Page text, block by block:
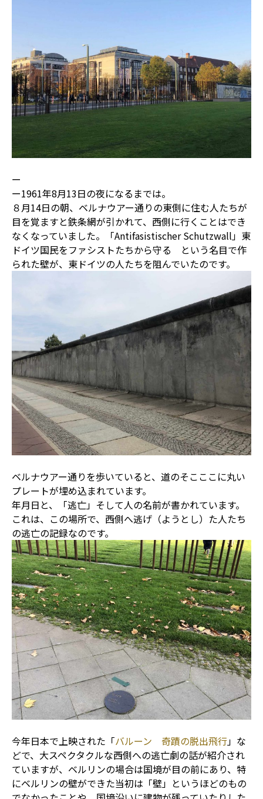
ー
ー1961年8月13日の夜になるまでは。
８月14日の朝、ベルナウアー通りの東側に住む人たちが
目を覚ますと鉄条網が引かれて、西側に行くことはでき
なくなっていました。「Antifasistischer Schutzwall」東
ドイツ国民をファシストたちから守る という名目で作
られた壁が、東ドイツの人たちを阻んでいたのです。
ベルナウアー通りを歩いていると、道のそこここに丸い
プレートが埋め込まれています。
年月日と、「逃亡」そして人の名前が書かれています。
これは、この場所で、西側へ逃げ（ようとし）た人たち
の逃亡の記録なのです。
今年日本で上映された「バルーン 奇蹟の脱出飛行」な
どで、大スペクタクルな西側への逃亡劇の話が紹介され
ていますが、ベルリンの場合は国境が目の前にあり、特
にベルリンの壁ができた当初は「壁」というほどのもの